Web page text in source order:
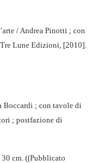
/ Andrea Pinotti ; con
Lune Edizioni, [2010].
Boccardi ; con tavole di
; postfazione di
cm. ((Pubblicato